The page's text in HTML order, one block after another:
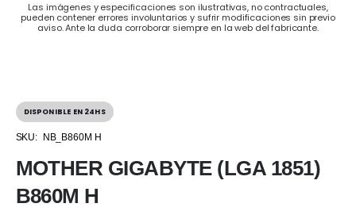
Las imágenes y especificaciones son ilustrativas, no contractuales,
pueden contener errores involuntarios y sufrir modificaciones sin previo
aviso. Ante la duda corroborar siempre en la web del fabricante.
DISPONIBLE EN 24HS
SKU: NB_B860M H
MOTHER GIGABYTE (LGA 1851)
B860M H